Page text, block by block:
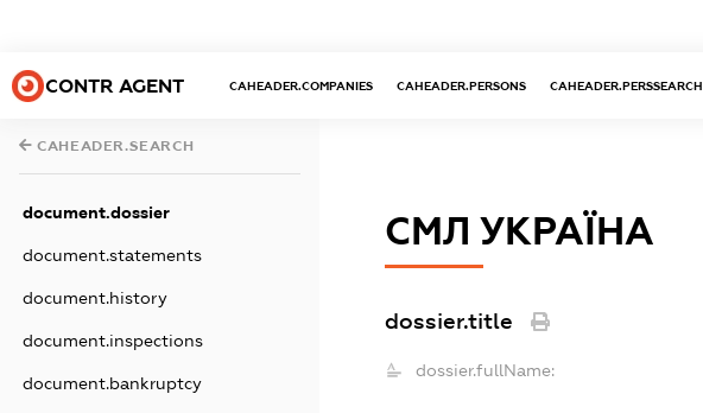
CONTR AGENT CAHEADER.COMPANIES CAHEADER.PERSONS CAHEADER.PERSSEARCH
CAHEADER.SEARCH
document.dossier
document.statements
document.history
document.inspections
document.bankruptcy
СМЛ УКРАЇНА
dossier.title
dossier.fullName: